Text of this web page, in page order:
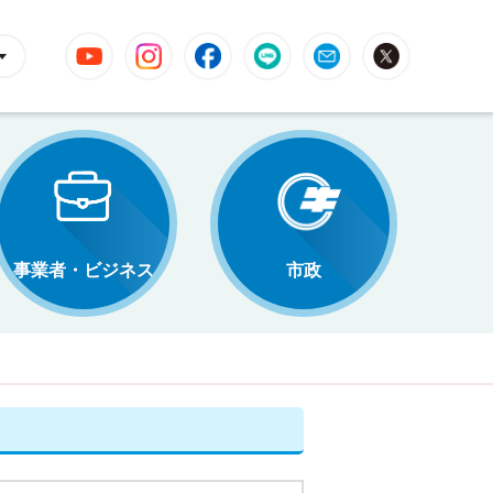
YouTube InstagramFacebookLINE Mail
事業者・ビジネス 市政